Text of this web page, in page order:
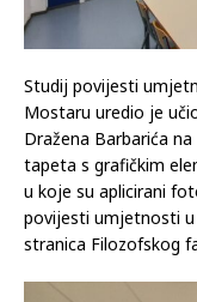
Studij povijesti
Mostaru uredio je
Dražena Barbarića
tapeta s grafičkim
u koje su aplicirani
povijesti umjetnosti
stranica Filozofskog